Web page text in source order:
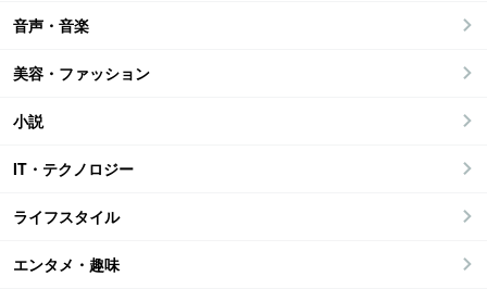
音声・音楽
美容・ファッション
小説
IT・テクノロジー
ライフスタイル
エンタメ・趣味